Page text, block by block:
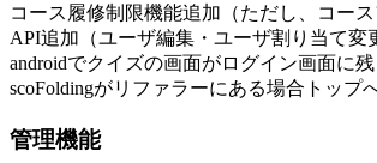
コース履修制限機能追加（ただし、コー
API追加（ユーザ編集・ユーザ割り当て変
androidでクイズの画面がログイン画面に
scoFoldingがリファラーにある場合トップ
管理機能